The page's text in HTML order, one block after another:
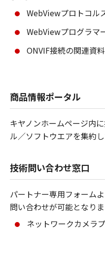
WebViewプロトコル
WebViewプログラマ
ONVIF接続の関連資料
商品情報ポータル
キヤノンホームページ内
ル／ソフトウエアを集約し
技術問い合わせ窓口
パートナー専用フォーム
問い合わせが可能となりま
ネットワークカメラ